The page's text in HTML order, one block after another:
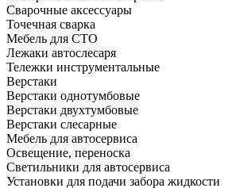
Сварочные аксессуары
Точечная сварка
Мебель для СТО
Лежаки автослесаря
Тележки инструментальные
Верстаки
Верстаки однотумбовые
Верстаки двухтумбовые
Верстаки слесарные
Мебель для автосервиса
Освещение, переноска
Светильники для автосервиса
Установки для подачи забора жидкости